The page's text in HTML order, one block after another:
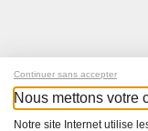
Continuer sans accepter
Nous mettons votre
Notre site Internet utilise